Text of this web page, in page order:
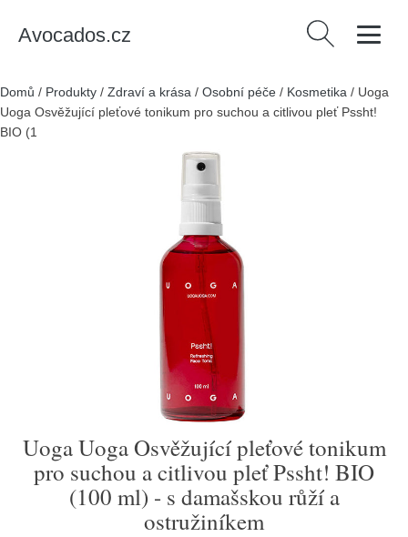
Avocados.cz Vyhledávání
Domů / Produkty / Zdraví a krása / Osobní péče / Kosmetika / Uoga
Uoga Osvěžující pleťové tonikum pro suchou a citlivou pleť Pssht!
BIO (100 ml) - s damašskou růží a ostružiníkem
Uoga Uoga Osvěžující pleťové tonikum
pro suchou a citlivou pleť Pssht! BIO
(100 ml) - s damašskou růží a
ostružiníkem